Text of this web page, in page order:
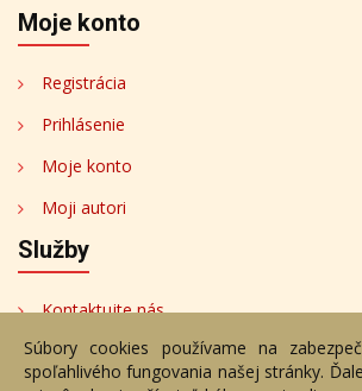
Moje konto
Registrácia
Prihlásenie
Moje konto
Moji autori
Služby
Kontaktujte nás
Bezplatné poradenstvo
Súbory cookies používame na
spoľahlivého fungovania našej stránky.